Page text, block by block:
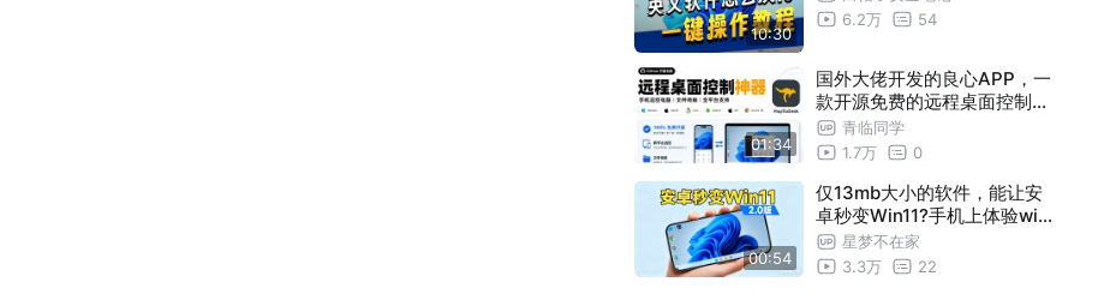
10:30
6.2万
54
01:34
国外大佬开发的良心APP，一
款开源免费的远程桌面控制软
件，支持手机远程控制电脑与
文件传输，Windows、Mac
用
青临同学
1.7万
0
00:54
仅13mb大小的软件，能让安
卓秒变Win11?手机上体验win
dows？
星梦不在家
3.3万
22